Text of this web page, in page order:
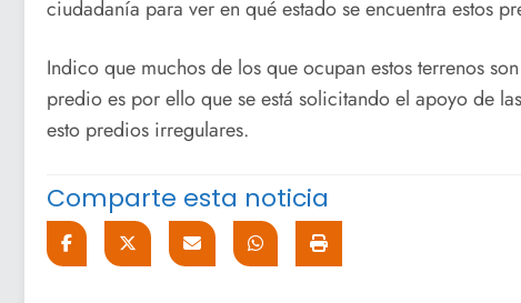
ciudadanía para ver en qué estado se encuentra estos
Indico que muchos de los que ocupan estos terrenos
predio es por ello que se está solicitando el apoyo de
esto predios irregulares.
Comparte esta noticia